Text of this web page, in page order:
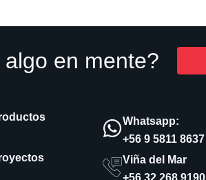
en mente?
Whatsapp:
+56 9 5811 8637
Viña del Mar
+56 32 268 9190